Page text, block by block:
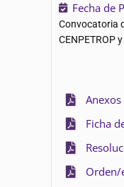
Fecha de
Convocatoria
CENPETROP
Anexos
Ficha
Orden/